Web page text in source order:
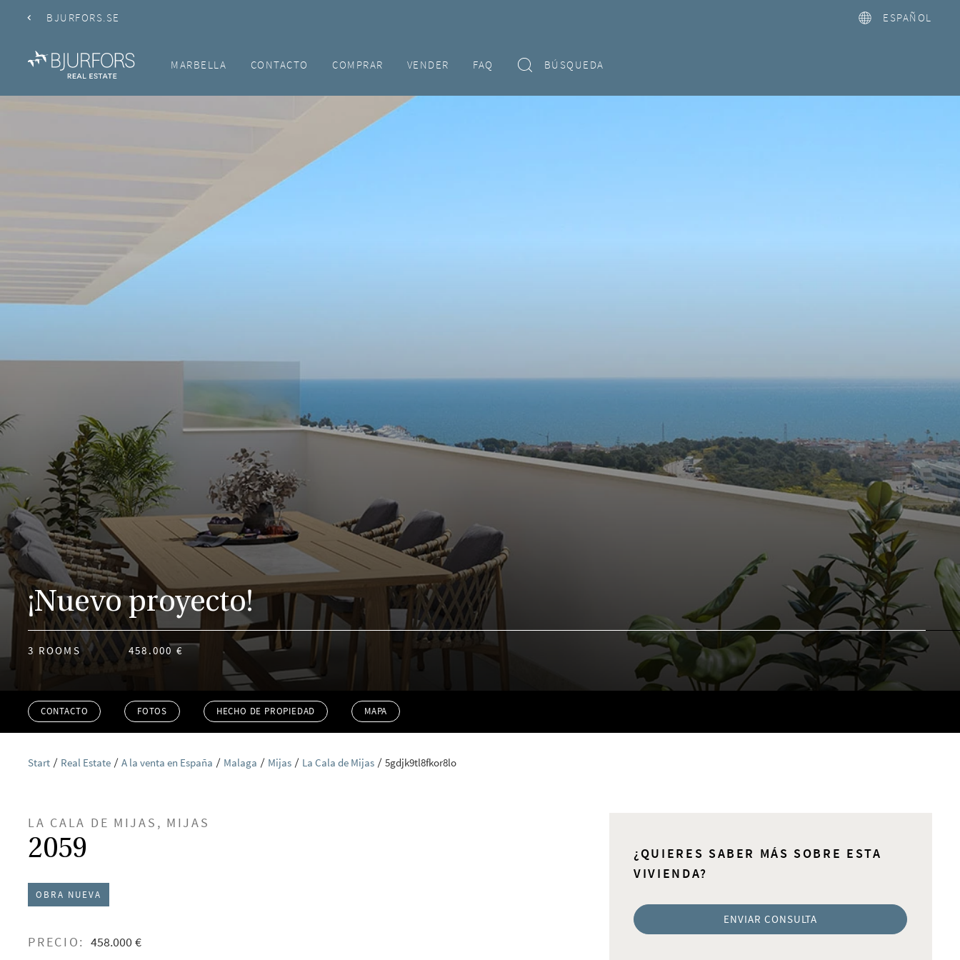
BJURFORS.SE ESPAÑOL
MARBELLA CONTACTO COMPRAR VENDER FAQ BÚSQUEDA
¡Nuevo proyecto!
3 ROOMS 458.000 €
CONTACTO FOTOS HECHO DE PROPIEDAD MAPA
Start Real Estate A la venta en España Malaga Mijas La Cala de Mijas 5gdjk9tl8fkor8lo
LA CALA DE MIJAS, MIJAS
2059
OBRA NUEVA
PRECIO: 458.000 €
¿QUIERES SABER MÁS SOBRE ESTA
VIVIENDA?
ENVIAR CONSULTA